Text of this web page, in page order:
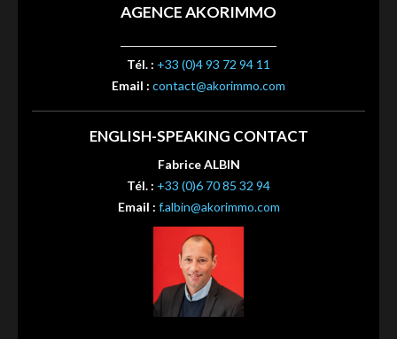
AGENCE AKORIMMO
Tél. : +33 (0)4 93 72 94 11
Email : contact@akorimmo.com
ENGLISH-SPEAKING CONTACT
Fabrice ALBIN
Tél. : +33 (0)6 70 85 32 94
Email : f.albin@akorimmo.com